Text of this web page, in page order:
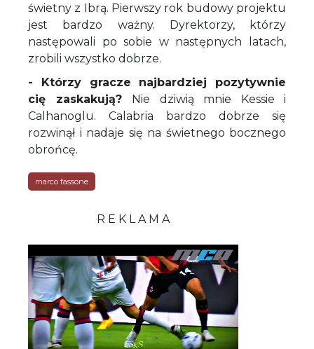
świetny z Ibrą. Pierwszy rok budowy projektu
jest bardzo ważny. Dyrektorzy, którzy
następowali po sobie w następnych latach,
zrobili wszystko dobrze.
- Którzy gracze najbardziej pozytywnie
cię zaskakują? Nie dziwią mnie Kessie i
Calhanoglu. Calabria bardzo dobrze się
rozwinął i nadaje się na świetnego bocznego
obrońcę.
marco fassone
R E K L A M A